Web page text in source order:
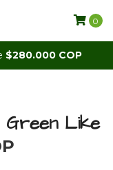
$280.000 COP
0
Green Like